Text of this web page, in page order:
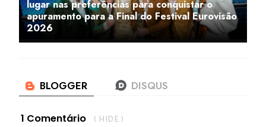
lugar nas preferências para conquistar o
apuramento para a Final do Festival Eurovisão
2026
1 Comentário ( HIDE )